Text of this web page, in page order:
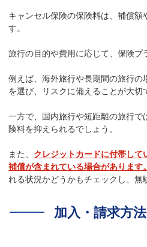
キャンセル保険の保険料は、補償額
す。
旅行の目的や費用に応じて、保険プ
例えば、海外旅行や長期間の旅行の
を選び、リスクに備えることが大切
一方で、国内旅行や短距離の旅行で
険料を抑えられるでしょう。
また、 クレジットカードに付帯し
補償が含まれている場合があります。
れる状況かどうかもチェックし、無
加入・請求方